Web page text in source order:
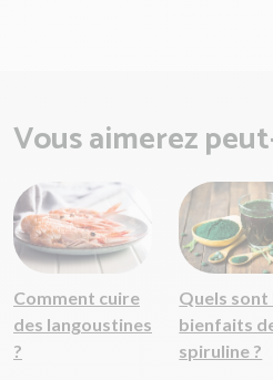
Vous aimerez
Comment cuire
des langoustines
?
Quels sont
bienfaits
spiruline ?